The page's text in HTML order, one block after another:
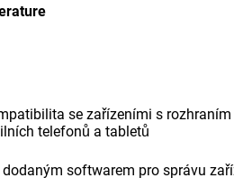
se zařízeními s
telefonů a tabletů
softwarem pro správu